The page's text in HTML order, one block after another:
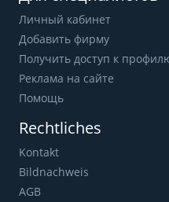
Личный кабинет
Добавить фирму
Получить доступ к
Реклама на сайте
Помощь
Rechtliches
Kontakt
Bildnachweis
AGB